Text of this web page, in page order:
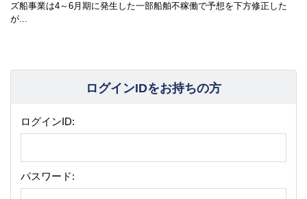
ズ船事業は4～6月期に発生した一部船舶不稼働で予想を下方修正した
が...
ログインIDをお持ちの方
ログインID:
パスワード: